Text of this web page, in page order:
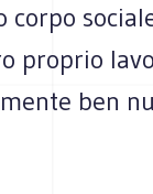
corpo
proprio
ben